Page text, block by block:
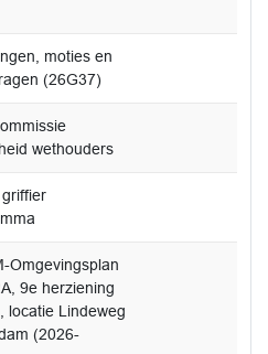
moties en
(26G37)
wethouders
Omgevingsplan
9e herziening
locatie Lindeweg
(2026-